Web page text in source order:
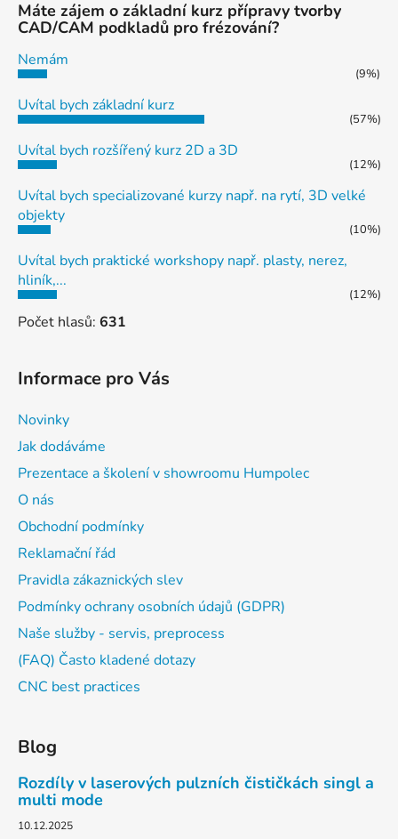
Máte zájem o základní kurz přípravy tvorby
CAD/CAM podkladů pro frézování?
Nemám
(9%)
Uvítal bych základní kurz
(57%)
Uvítal bych rozšířený kurz 2D a 3D
(12%)
Uvítal bych specializované kurzy např. na rytí, 3D velké
objekty
(10%)
Uvítal bych praktické workshopy např. plasty, nerez,
hliník,...
(12%)
Počet hlasů: 631
Informace pro Vás
Novinky
Jak dodáváme
Prezentace a školení v showroomu Humpolec
O nás
Obchodní podmínky
Reklamační řád
Pravidla zákaznických slev
Podmínky ochrany osobních údajů (GDPR)
Naše služby - servis, preprocess
(FAQ) Často kladené dotazy
CNC best practices
Blog
Rozdíly v laserových pulzních čističkách singl a
multi mode
10.12.2025